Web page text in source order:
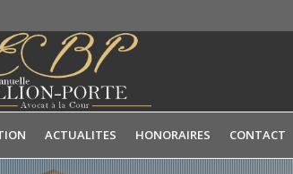
ACTUALITES HONORAIRES CONTACT